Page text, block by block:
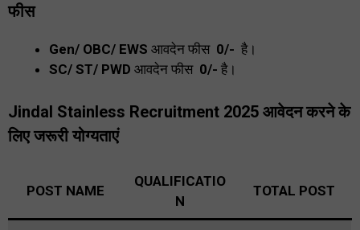
फीस
Gen/ OBC/ EWS आवदेन फीस ₹ 0/- है।
SC/ ST/ PWD आवदेन फीस ₹ 0/- है।
Jindal Stainless Recruitment 2025 आवेदन करने के
लिए जरूरी योग्यताएं
POST NAME
QUALIFICATIO
N
TOTAL POST